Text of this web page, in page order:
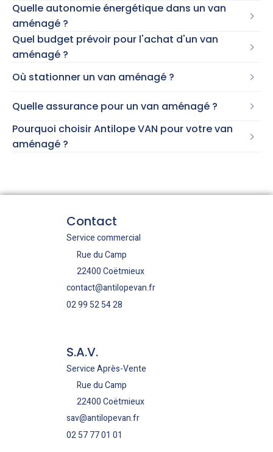
Quelle autonomie énergétique dans un van
aménagé ?
Quel budget prévoir pour l'achat d'un van
aménagé ?
Où stationner un van aménagé ?
Quelle assurance pour un van aménagé ?
Pourquoi choisir Antilope VAN pour votre van
aménagé ?
Contact
Service commercial
Rue du Camp
22400 Coëtmieux
contact@antilopevan.fr
02 99 52 54 28
S.A.V.
Service Après-Vente
Rue du Camp
22400 Coëtmieux
sav@antilopevan.fr
02 57 77 01 01